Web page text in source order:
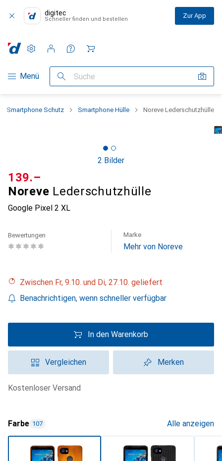
digitec
Schneller finden und bestellen Zur App
Navigation nach Kategorien
Menü Suche
Einstellungen
Kundenkonto
Vergleichslisten
Merklisten
Warenkorb
Smartphone Schutz Smartphone Hülle Noreve Lederschutzhülle
2 Bilder
Noreve Lederschutzhülle
Google Pixel 2 XL
CHF
139.–
Bewertungen Marke
Mehr von Noreve
Zwischen Fr, 9.10. und Di, 27.10. geliefert
Benachrichtigen, wenn schneller verfügbar
In den Warenkorb
Vergleichen Merken
kostenloser Versand
Farbe 107 Alle anzeigen